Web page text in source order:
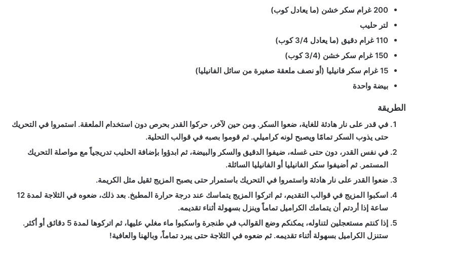
200 غرام سكر خشن (ما يعادل كوب)
لتر حليب
110 غرام دقيق (ما يعادل 3/4 كوب)
150 غرام سكر خشن (3/4 كوب)
15 غرام سكر فانيليا (أو نصف ملعقة صغيرة من سائل الفانيليا)
بيضة واحدة
الطريقة
في قدر على نار هادئة للغاية، ضعوا السكر. ومن حين لآخر، حركوا القدر بحرص دون استخدام الملعقة. استمروا في التحريك
حتى يذوب السكر تمامًا ويصبح لونه كراميلي. ثم قوموا بصبه في قوالب التحلية.
في نفس القدر، دون حتى غسله، ضيفوا الدقيق والسكر والبيضة، ثم ابدؤوا بإضافة الحليب تدريجياً مع مواصلة التحريك
المستمر. ثم أضيفوا سكر الفانيليا أو الفانيليا السائلة.
ضعوا القدر على نار هادئة واستمروا في التحريك باستمرار حتى يصبح المزيج ثقيل مثل الكريمة.
اسكبوا المزيج في قوالب التقديم، ثم اتركوا المزيج يتماسك عند درجة حرارة المطبخ. بعد ذلك، ضعوه في الثلاجة لمدة 12
ساعة إذا أردتم أن يتمامك الكراميل تماماً وينزل بسهولة أثناء تقديمه.
إذا كنتم مستعجلين لتناوله، يمكنكم وضع القوالب في طنجرة واسكبوا ماء مغلي عليها، ثم اتركوها لمدة 5 دقائق أو أكثر.
ستنزل الكراميل بسهولة أثناء تقديمه. ثم ضعوه في الثلاجة حتى يبرد تماماً، وبالهنا والعافية!